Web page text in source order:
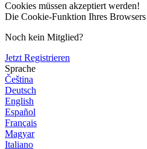
Cookies müssen akzeptiert werden!
Die Cookie-Funktion Ihres
Noch kein Mitglied?
Jetzt Registrieren
Sprache
Čeština
Deutsch
English
Español
Français
Magyar
Italiano